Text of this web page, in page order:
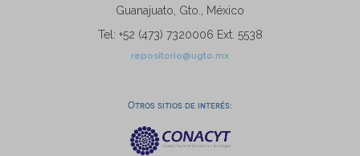
Guanajuato, Gto., México
Tel: +52 (473) 7320006 Ext. 5538
repositorio@ugto.mx
Otros sitios de interés: